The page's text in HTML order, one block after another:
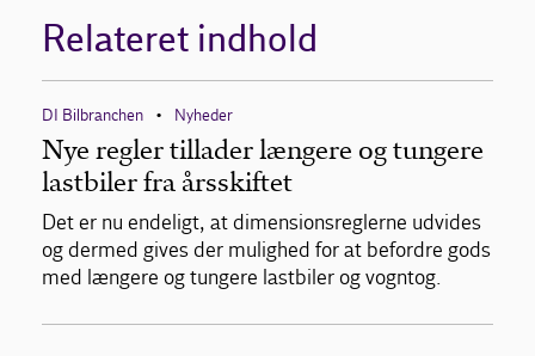
Relateret indhold
DI Bilbranchen • Nyheder
Nye regler tillader længere og tungere
lastbiler fra årsskiftet
Det er nu endeligt, at dimensionsreglerne udvides
og dermed gives der mulighed for at befordre gods
med længere og tungere lastbiler og vogntog.